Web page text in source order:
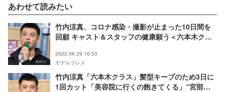
あわせて読みたい
竹内涼真、コロナ感染・撮影が止まった10日間を
回顧 キャスト＆スタッフの健康願う＜六本木クラ
2022.06.29 16:53
モデルプレス
竹内涼真「六本木クラス」髪型キープのため3日に
1回カット「美容院に行くの飽きてくる」“宮部新